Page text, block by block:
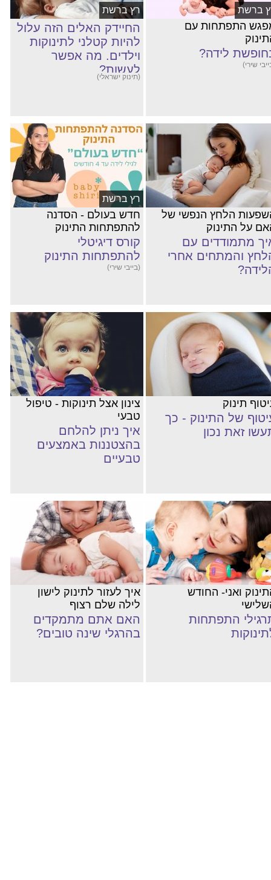
ברשת
התפתחות עם
לידה?
שירי)
רץ ברשת
החיידק האלים הזה עלול
להיות קטלני לתינוקות
וילדים. מה אפשר
לעשות?
(תינוק ישראלי)
הלחץ הנפשי של
על התינוק
מתמודדים עם
והמתחים אחרי
רץ ברשת
חדש בעולם - הסדנה
להתפתחות התינוק
קורס דיגיטלי
להתפתחות התינוק
(בייבי שירי)
תינוק
של התינוק - כך
זאת נכון
צינון אצל תינוקות - טיפול
טבעי
איך ניתן להלחם
בהצטננות באמצעים
טבעיים
ואני- החודש
התפתחות
איך לעזור לתינוק לישון
לילה שלם רצוף
האם אתם מתמקדים
בהרגלי שינה טובים?